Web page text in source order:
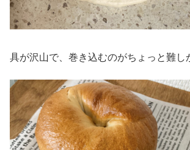
具が沢山で、巻き込むのがちょっと難し